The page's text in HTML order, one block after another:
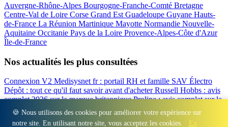
🍪 Nous utilisons des cookies pour améliorer votre expérience sur
notre site. En utilisant notre site, vous acceptez les cookies.
En
Auvergne-Rhône-Alpes Bourgogne-Franche-Comté Bretagne
Centre-Val de Loire Corse Grand Est Guadeloupe Guyane Hauts-
de-France La Réunion Martinique Mayotte Normandie Nouvelle-
Aquitaine Occitanie Pays de la Loire Provence-Alpes-Côte d'Azur
Île-de-France
Nos actualités les plus consultées
Connexion V2 Medisysnet fr : portail RH et famille SAV Électro
Dépôt : tout ce qu'il faut savoir avant d'acheterRussell Hobbs : avis
complet 2026 sur la marque britanniqueProline : avis complet sur la
marque d'électroménagerValberg avis 2026 : notre test complet de
la marque Beko : Avis sur la marque turque d'électroménager